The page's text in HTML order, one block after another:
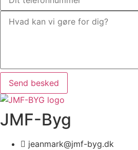
Send besked
JMF-Byg
jeanmark@jmf-byg.dk